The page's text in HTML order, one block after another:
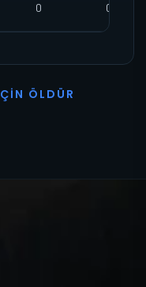
0 0
ÇI N Ö L D Ü R